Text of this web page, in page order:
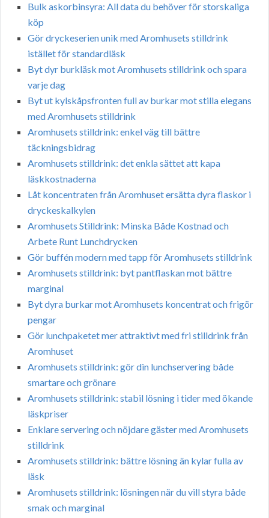
Bulk askorbinsyra: All data du behöver för storskaliga
köp
Gör dryckeserien unik med Aromhusets stilldrink
istället för standardläsk
Byt dyr burkläsk mot Aromhusets stilldrink och spara
varje dag
Byt ut kylskåpsfronten full av burkar mot stilla elegans
med Aromhusets stilldrink
Aromhusets stilldrink: enkel väg till bättre
täckningsbidrag
Aromhusets stilldrink: det enkla sättet att kapa
läskkostnaderna
Låt koncentraten från Aromhuset ersätta dyra flaskor i
dryckeskalkylen
Aromhusets Stilldrink: Minska Både Kostnad och
Arbete Runt Lunchdrycken
Gör buffén modern med tapp för Aromhusets stilldrink
Aromhusets stilldrink: byt pantflaskan mot bättre
marginal
Byt dyra burkar mot Aromhusets koncentrat och frigör
pengar
Gör lunchpaketet mer attraktivt med fri stilldrink från
Aromhuset
Aromhusets stilldrink: gör din lunchservering både
smartare och grönare
Aromhusets stilldrink: stabil lösning i tider med ökande
läskpriser
Enklare servering och nöjdare gäster med Aromhusets
stilldrink
Aromhusets stilldrink: bättre lösning än kylar fulla av
läsk
Aromhusets stilldrink: lösningen när du vill styra både
smak och marginal